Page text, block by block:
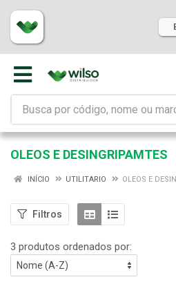
OLEOS E DESINGRIPAMTES
INÍCIO UTILITARIO OLEOS E
Filtros
3 produtos ordenados por: